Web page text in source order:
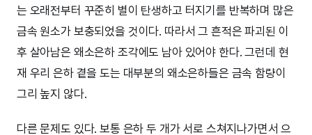
는 오래전부터 꾸준히 별이 탄생하고 터지기를 반복하며 많은
금속 원소가 보충되었을 것이다. 따라서 그 흔적은 파괴된 이
후 살아남은 왜소은하 조각에도 남아 있어야 한다. 그런데 현
재 우리 은하 곁을 도는 대부분의 왜소은하들은 금속 함량이
그리 높지 않다.
다른 문제도 있다. 보통 은하 두 개가 서로 스쳐지나가면서 으